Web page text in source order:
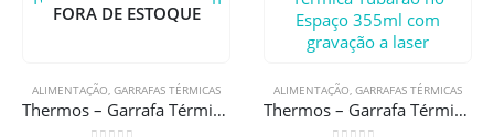
FORA DE ESTOQUE
ALIMENTAÇÃO GARRAFAS TÉRMICAS
Thermos – Garrafa Térmica Lilás 470ml com gravação a laser
ALIMENTAÇÃO GARRAFAS TÉRMICAS
Thermos – Garrafa Térmica Tubarão no Espaço 355ml com gravação a laser